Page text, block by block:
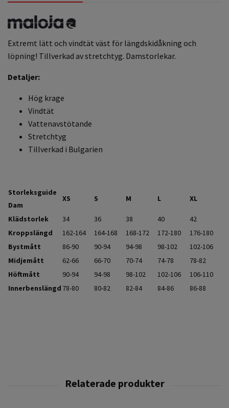
Extremt lätt och vindtät väst för längdskidåkning och
löpning! Tillverkad avstretchtyg. Damstorlekar.
Detaljer:
Hög krage
Vindtät
Vattenavstötande
Stretchtyg
Tillverkad i Bulgarien
Storleksguide
Dam
XS S M L XL
Klädstorlek 34 36 38 40
42
Kroppslängd
162-164 164-168 168-172 172-180
176-180
Bystmått
86-90 90-94 94-98 98-102
102-106
Midjemått
62-66 66-70 70-74 74-78
78-82
Höftmått
90-94 94-98 98-102 102-106
106-110
Innerbenslängd 78-80 80-82 82-84 84-86 86-88